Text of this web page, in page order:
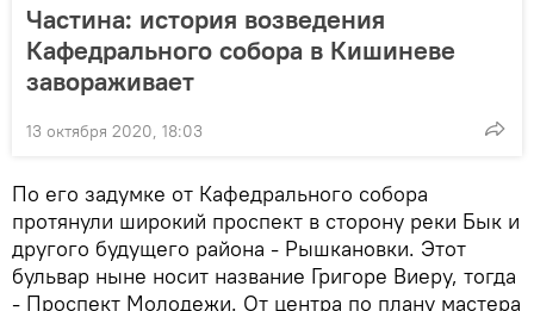
Частина: история возведения
Кафедрального собора в Кишиневе
завораживает
13 октября 2020, 18:03
По его задумке от Кафедрального собора
протянули широкий проспект в сторону реки Бык и
другого будущего района - Рышкановки. Этот
бульвар ныне носит название Григоре Виеру, тогда
- Проспект Молодежи. От центра по плану мастера